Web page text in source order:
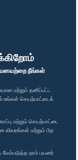
நீங்கள்
மற்றும் தனிப்பட்ட
உங்கள் செயற்பாட்டைக்
மற்றும் செயற்பாட்டை
விவரங்கள் மற்றும் பிற
நாம் பயனர்